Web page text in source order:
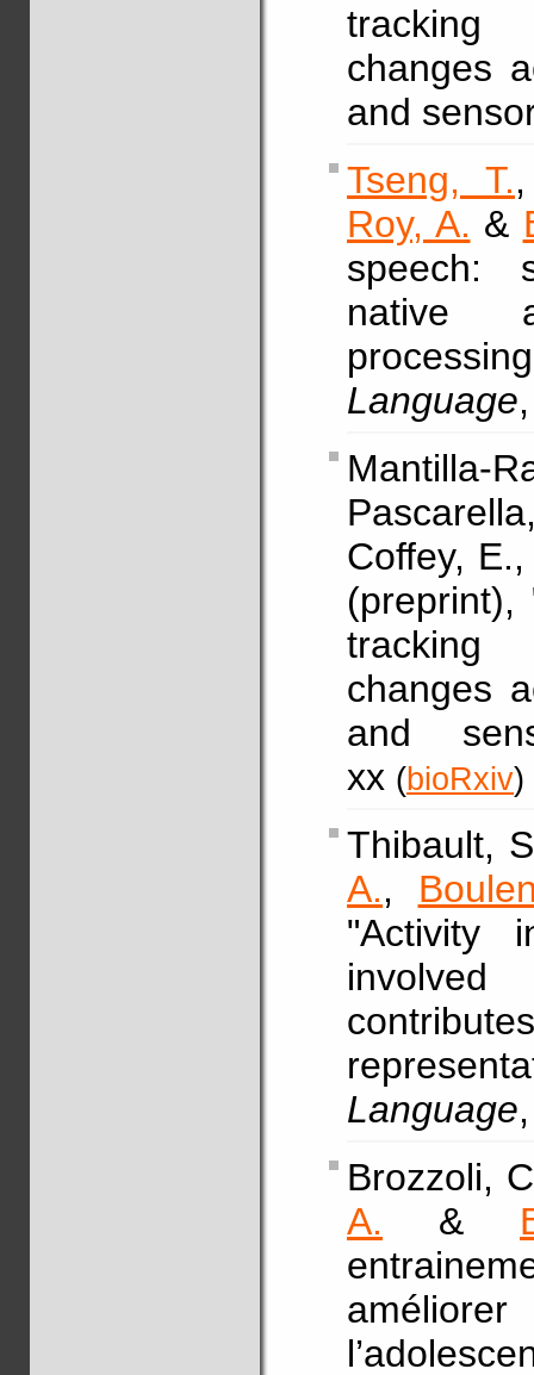
tracking
changes
and
Tseng, T.
Roy, A. &
speech:
native
Language
Mantilla-
Coffey,
tracking
changes
and
xx (bioRxiv)
Thibault,
A.,
"Activity
Language
Brozzoli,
A. &
améliorer